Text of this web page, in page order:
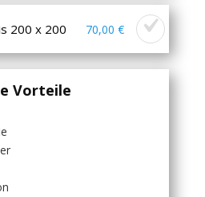
200 x 200 70,00 €
Vorteile